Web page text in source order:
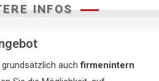
INFOS
grundsätzlich auchfirmenintern